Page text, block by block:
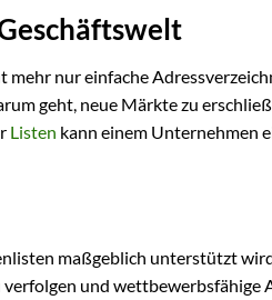
nur einfache
geht, neue Märkte zu
Listen kann einem Unternehmen
maßgeblich unterstützt
und wettbewerbsfähige